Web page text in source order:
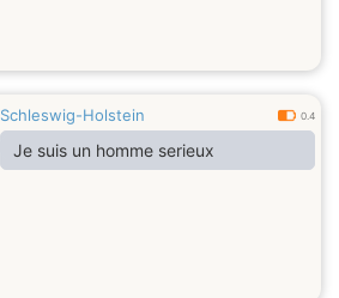
Schleswig-Holstein 0.4
Je suis un homme serieux